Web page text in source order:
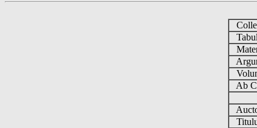
Ab